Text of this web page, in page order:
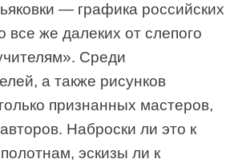
— графика российских
же далеких от слепого
Среди
а также рисунков
признанных мастеров,
Наброски ли это к
эскизы ли к